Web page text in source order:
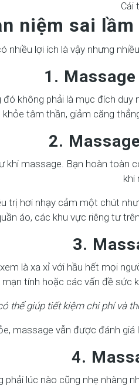
Cải
niệm sai
nhiều lợi ích là vậy nhưng
1.
không phải là mục đích
tâm thần, giảm căng
2.
khi massage. Bạn hoàn
khi
trị hơi nhạy cảm một chút
áo, các khu vực riêng tư
3.
là xa xỉ với hầu hết mọi
mạn tính hoặc các vấn đề sức
thể giúp tiết kiệm chi phí và
massage vẫn được đánh
4.
lúc nào cũng nhẹ nhàng